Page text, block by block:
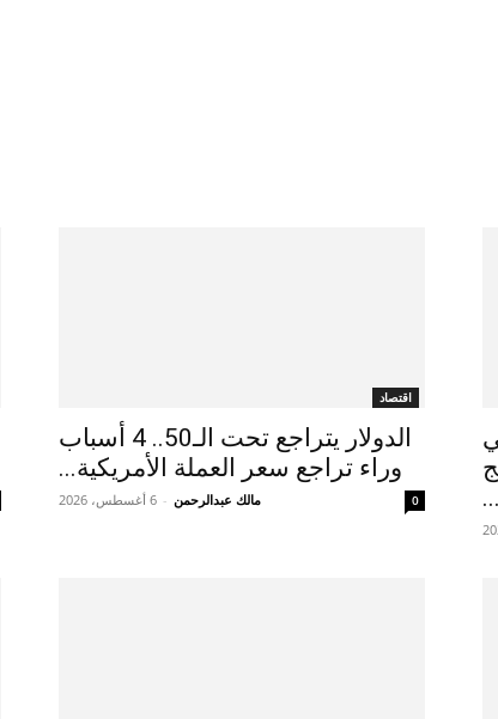
اقتصاد
الدولار يتراجع تحت الـ50.. 4 أسباب
وراء تراجع سعر العملة الأمريكية...
مالك عبدالرحمن - 6 أغسطس، 2026 0